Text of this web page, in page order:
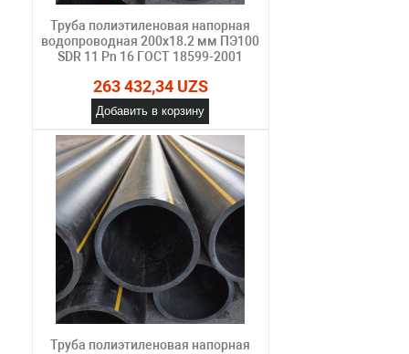
Труба полиэтиленовая напорная
водопроводная 200х18.2 мм ПЭ100
SDR 11 Pn 16 ГОСТ 18599-2001
263 432,34 UZS
Добавить в корзину
Труба полиэтиленовая напорная